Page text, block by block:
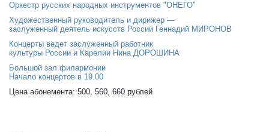
Оркестр русских народных инструментов "ОНЕГО"
Художественный руководитель и дирижер —
заслуженный деятель искусств России Геннадий МИРОНОВ
Концерты ведет заслуженный работник
культуры России и Карелии Нина ДОРОШИНА
Большой зал филармонии
Начало концертов в 19.00
Цена абонемента: 500, 560, 660 рублей